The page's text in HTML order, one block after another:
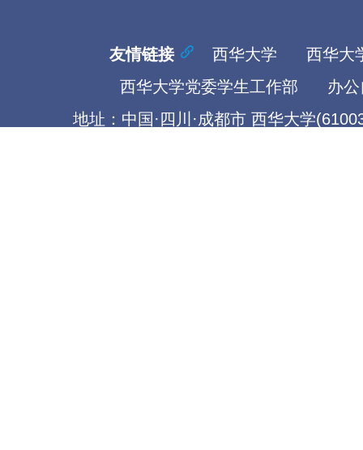
友情链接 西华大学
西华大
西华大学党委学生工作部
办
地址：中国·四川·成都市 西华大学